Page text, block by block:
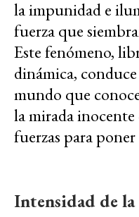
la impunidad e
fuerza que
Este fenómeno,
dinámica,
mundo que
la mirada
fuerzas para
Intensidad de